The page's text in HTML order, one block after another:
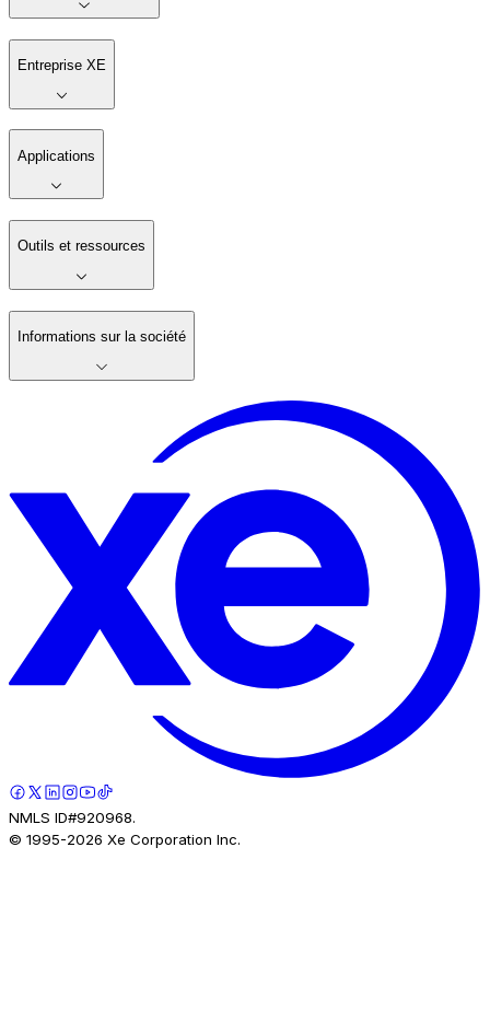
Entreprise XE
Applications
Outils et ressources
Informations sur la société
NMLS ID#920968.
© 1995-2026 Xe Corporation Inc.